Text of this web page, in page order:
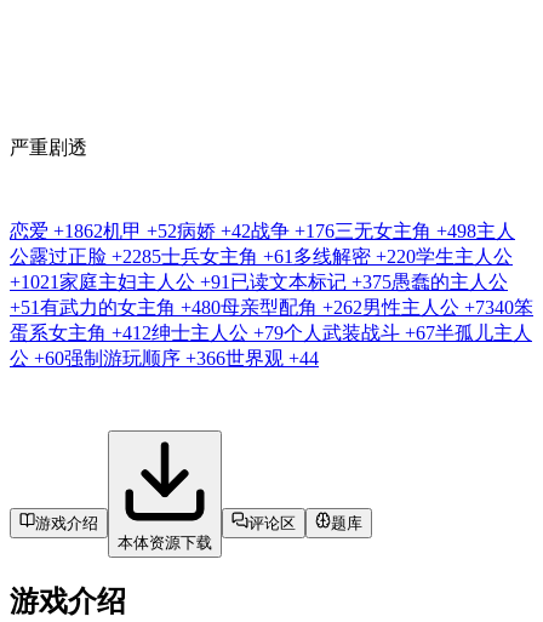
严重剧透
恋爱 +1862机甲 +52病娇 +42战争 +176三无女主角 +498主人
公露过正脸 +2285士兵女主角 +61 多线解密 +220学生主人公
+1021家庭主妇主人公 +91 已读文本标记 +375愚蠢的主人公
+51有武力的女主角 +480母亲型配角 +262男性主人公 +7340笨
蛋系女主角 +412绅士主人公 +79个人武装战斗 +67半孤儿主人
公 +60强制游玩顺序 +366世界观 +44
游戏介绍
本体资源下载
评论区 题库
游戏介绍